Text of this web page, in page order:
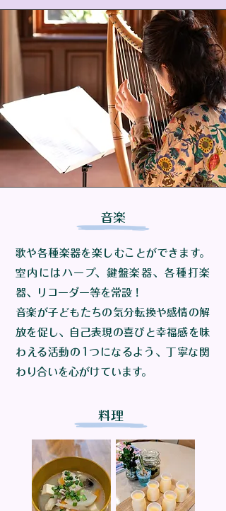
​ 音楽
歌や各種楽器を楽しむことができます。
室内にはハープ、鍵盤楽器、各種打楽
器、リコーダー等を常設！
音楽が子どもたちの気分転換や感情の解
放を促し、自己表現の喜びと幸福感を味
わえる活動の1つになるよう、丁寧な関
わり合いを心がけています。​​​
​ 料理